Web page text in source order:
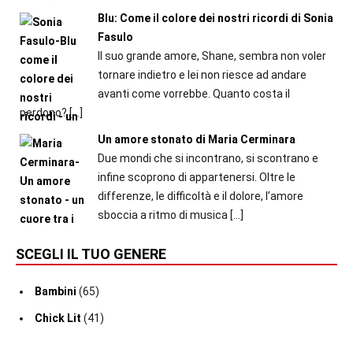
Blu: Come il colore dei nostri ricordi di Sonia
Fasulo
Il suo grande amore, Shane, sembra non voler
tornare indietro e lei non riesce ad andare
avanti come vorrebbe. Quanto costa il
perdono?[…]
Un amore stonato di Maria Cerminara
Due mondi che si incontrano, si scontrano e
infine scoprono di appartenersi. Oltre le
differenze, le difficoltà e il dolore, l’amore
sboccia a ritmo di musica[…]
SCEGLI IL TUO GENERE
Bambini (65)
Chick Lit (41)